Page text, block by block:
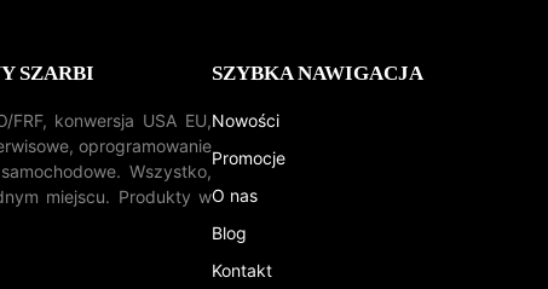
SZARBI
FRF, konwersja USA EU,
oprogramowanie
Wszystko,
miejscu. Produkty w
SZYBKA NAWIGACJA
Nowości
Promocje
O nas
Blog
Kontakt